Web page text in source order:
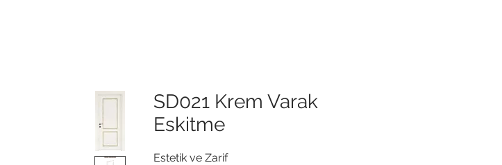
SD021 Krem Varak
Eskitme
Estetik ve Zarif